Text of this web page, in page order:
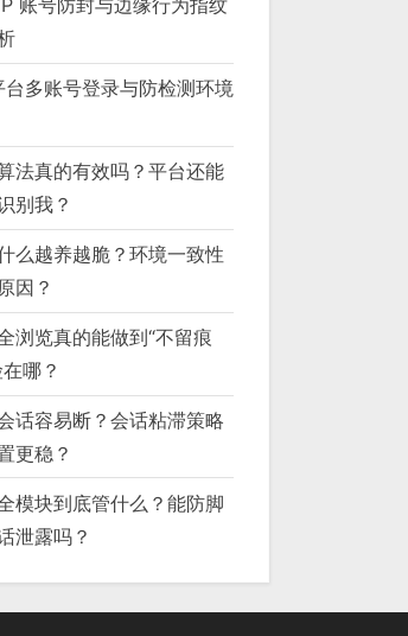
账号防封与边缘行为指纹
多账号登录与防检测环境
法真的有效吗？平台还能
别我？
么越养越脆？环境一致性
因？
浏览真的能做到“不留痕
哪？
话容易断？会话粘滞策略
更稳？
模块到底管什么？能防脚
泄露吗？